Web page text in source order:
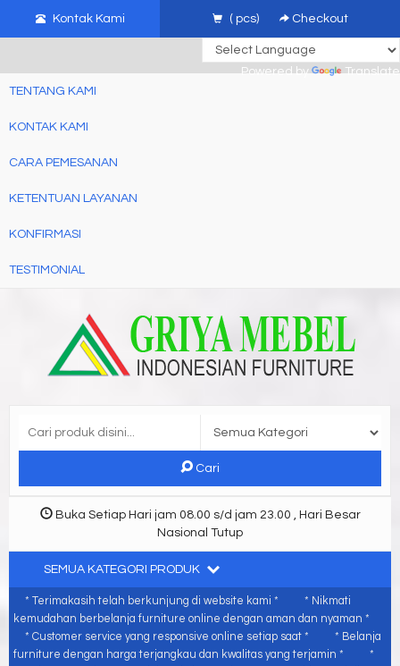
jepara
Kontak Kami ( pcs) Checkout
Powered by
Translate
TENTANG KAMI
KONTAK KAMI
CARA PEMESANAN
KETENTUAN LAYANAN
KONFIRMASI
TESTIMONIAL
Cari
Buka Setiap Hari jam 08.00 s/d jam 23.00 , Hari Besar
Nasional Tutup
SEMUA KATEGORI PRODUK
* Terimakasih telah berkunjung di website kami *
* Nikmati
kemudahan berbelanja furniture online dengan aman dan nyaman *
* Customer service yang responsive online setiap saat *
* Belanja
furniture dengan harga terjangkau dan kwalitas yang terjamin *
*